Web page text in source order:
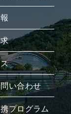
い合わせ
プログラム